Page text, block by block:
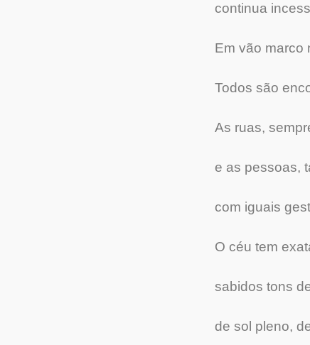
continua
Em vão marco
Todos são
As ruas,
e as pessoas,
com iguais
O céu tem
sabidos tons
de sol pleno,